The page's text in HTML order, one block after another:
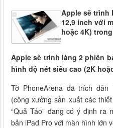
Apple sẽ trình
12,9 inch với
hoặc 4K)
Apple sẽ trình làng 2 phiên
hình độ nét siêu cao (2K
Tờ PhoneArena đã trích
(công xưởng sản xuất các
“Quả Táo” đang có ý định ra
bản iPad Pro với màn hình lớn